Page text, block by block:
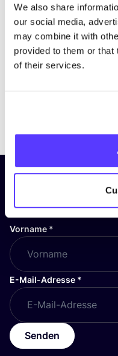
We also share
our social media,
may combine it with
provided to them or that
of their services.
Abonniere
und bleibe
Vorname *
E-Mail-Adresse *
Senden